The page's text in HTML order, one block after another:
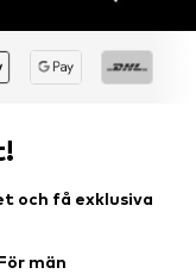
och få exklusiva
män